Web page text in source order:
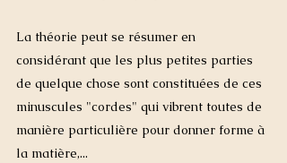
La théorie peut se résumer en
considérant que les plus petites parties
de quelque chose sont constituées de ces
minuscules "cordes" qui vibrent toutes de
manière particulière pour donner forme à
la matière,...